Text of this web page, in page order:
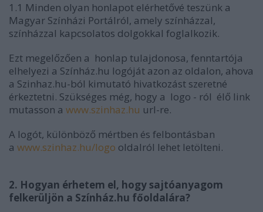
1.1 Minden olyan honlapot elérhetővé teszünk a
Magyar Színházi Portálról, amely színházzal,
színházzal kapcsolatos dolgokkal foglalkozik.
Ezt megelőzően a honlap tulajdonosa, fenntartója
elhelyezi a Színház.hu logóját azon az oldalon, ahova
a Szinhaz.hu-ból kimutató hivatkozást szeretné
érkeztetni. Szükséges még, hogy a logo - ról élő link
mutasson a www.szinhaz.hu url-re.
A logót, különböző mértben és felbontásban
a www.szinhaz.hu/logo oldalról lehet letölteni.
2. Hogyan érhetem el, hogy sajtóanyagom
felkerüljön a Színház.hu főoldalára?